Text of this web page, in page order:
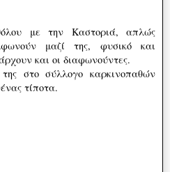
με την Καστοριά, απλώς
μαζί της, φυσικό και
και οι διαφωνούντες.
στο σύλλογο καρκινοπαθών
τίποτα.